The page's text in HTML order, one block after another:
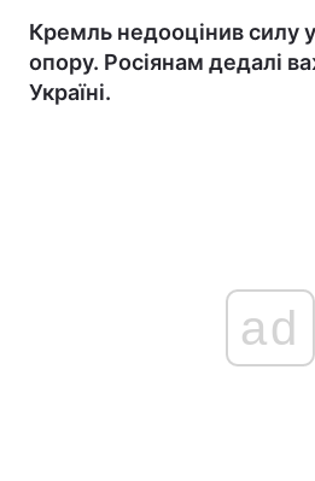
Кремль недооцінив силу
опору. Росіянам дедалі
Україні.
ad